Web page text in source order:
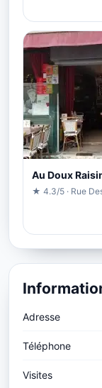
Au Doux
★ 4.3/5 · Rue
Adresse
Téléphone
Visites